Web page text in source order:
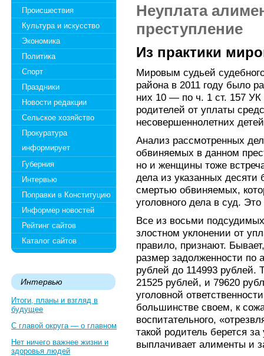
Происшествия
Культура и искусство
Экономика
Политика
Спорт
Праздники
Новости редакции
Сельское хозяйство
Прокуратура
информирует
Губерния
Интервью
Поправки в Конституцию
Информер новостей
Рейтинг сайтов
Каталог сайтов
Интервью
Итоги, планы и взгляд в
будущее
С главой округа — о главном
Нет ничего важнее жизни и
здоровья людей
Неуплата
преступление
Из практики
Мировым судьей
района в 2011 году было
них 10 — по ч. 1 ст. 157 УК
родителей от уплаты
несовершеннолетних
Анализ рассмотренных
обвиняемых в данном
но и женщины тоже
дела из указанных
смертью обвиняемых,
уголовного дела в суд.
Все из восьми
злостном уклонении от
правило, признают.
размер задолженности по
рублей до 114993 рублей.
21525 рублей, и 79620
уголовной
большинстве своем, к
воспитательного,
такой родитель берется
выплачивает алименты и